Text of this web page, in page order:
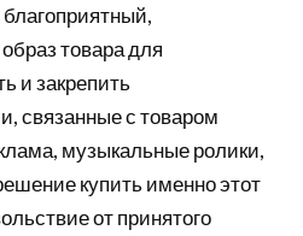
товара для
и закрепить
связанные с товаром
музыкальные ролики,
купить именно этот
от принятого